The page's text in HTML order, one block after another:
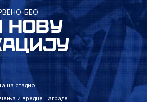
БЕО
НОВУ
на стадион
и вредне награде